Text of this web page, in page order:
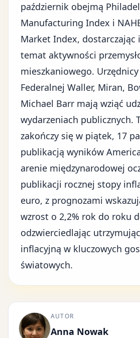
październik obejmą
Manufacturing Index i
Market Index, dostarczając
temat aktywności
mieszkaniowego. Urzędnicy
Federalnej Waller, Miran,
Michael Barr mają wziąć
wydarzeniach publicznych.
zakończy się w piątek, 17
publikacją wyników
arenie międzynarodowej
publikacji rocznej stopy
euro, z prognozami
wzrost o 2,2% rok do roku
odzwierciedlając
inflacyjną w kluczowych
światowych.
AUTOR
Anna Nowak